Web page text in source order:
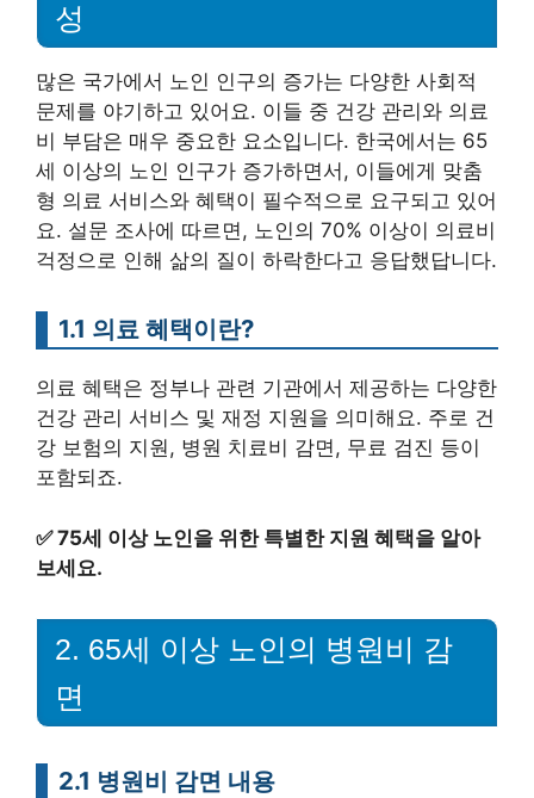
성
많은 국가에서 노인 인구의 증가는 다양한 사회적
문제를 야기하고 있어요. 이들 중 건강 관리와 의료
비 부담은 매우 중요한 요소입니다. 한국에서는 65
세 이상의 노인 인구가 증가하면서, 이들에게 맞춤
형 의료 서비스와 혜택이 필수적으로 요구되고 있어
요. 설문 조사에 따르면, 노인의 70% 이상이 의료비
걱정으로 인해 삶의 질이 하락한다고 응답했답니다.
1.1 의료 혜택이란?
의료 혜택은 정부나 관련 기관에서 제공하는 다양한
건강 관리 서비스 및 재정 지원을 의미해요. 주로 건
강 보험의 지원, 병원 치료비 감면, 무료 검진 등이
포함되죠.
✅75세 이상 노인을 위한 특별한 지원 혜택을 알아
보세요.
2. 65세 이상 노인의 병원비 감
면
2.1 병원비 감면 내용